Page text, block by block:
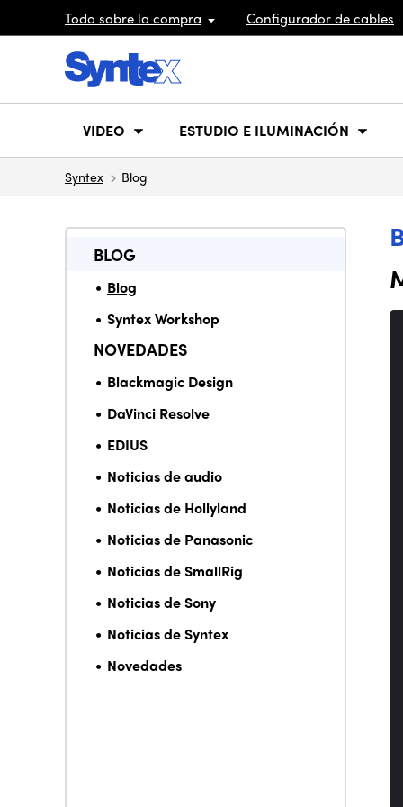
Todo sobre la compra Configurador de cables
VIDEO ESTUDIO E ILUMINACIÓN
Syntex Blog
BLOG
Blog
Syntex Workshop
NOVEDADES
Blackmagic Design
DaVinci Resolve
EDIUS
Noticias de audio
Noticias de Hollyland
Noticias de Panasonic
Noticias de SmallRig
Noticias de Sony
Noticias de Syntex
Novedades